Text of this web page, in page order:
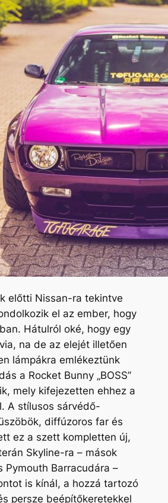
előtti Nissan-ra tekintve
el az ember, hogy
Hátulról oké, hogy egy
na de az elejét illetően
lámpákra emlékeztünk
a Rocket Bunny „BOSS”
mely kifejezetten ehhez a
A stílusos sárvédő-
diffúzoros far és
ez a szett kompletten új,
Skyline-ra – mások
Pymouth Barracudára –
is kínál, a hozzá tartozó
persze beépítőkeretekkel